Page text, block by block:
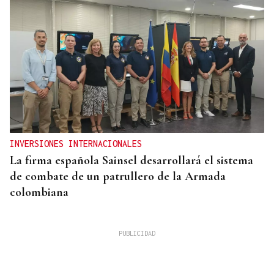
INVERSIONES INTERNACIONALES
La firma española Sainsel desarrollará el sistema
de combate de un patrullero de la Armada
colombiana